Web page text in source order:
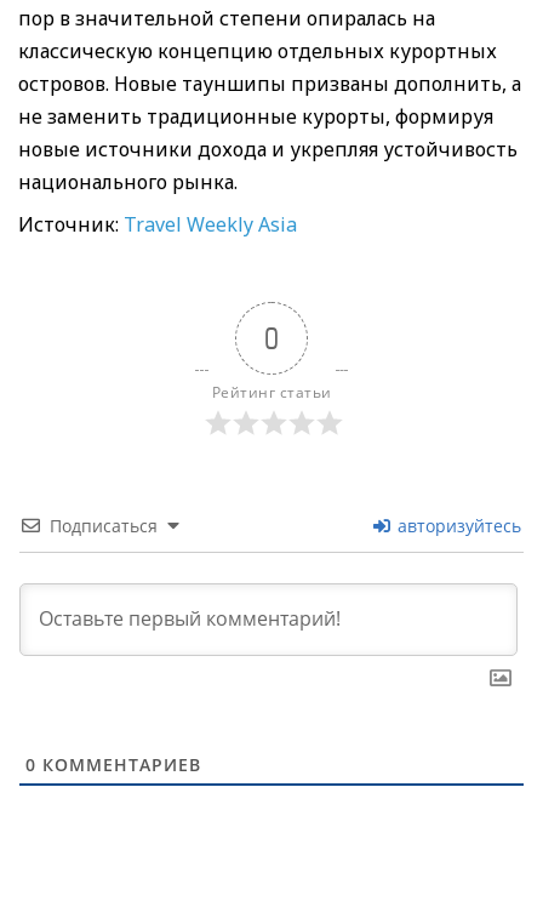
пор в значительной степени опиралась на
классическую концепцию отдельных курортных
островов. Новые тауншипы призваны дополнить, а
не заменить традиционные курорты, формируя
новые источники дохода и укрепляя устойчивость
национального рынка.
Источник: Travel Weekly Asia
0
Рейтинг статьи
Подписаться авторизуйтесь
0 КОММЕНТАРИЕВ